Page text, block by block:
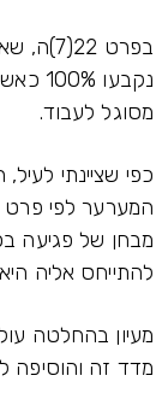
בפרט
מסוגל לעבוד.
כפי שציינתי
מבחן של פגיעה
להתייחס אליה
מעיון בהחלטה